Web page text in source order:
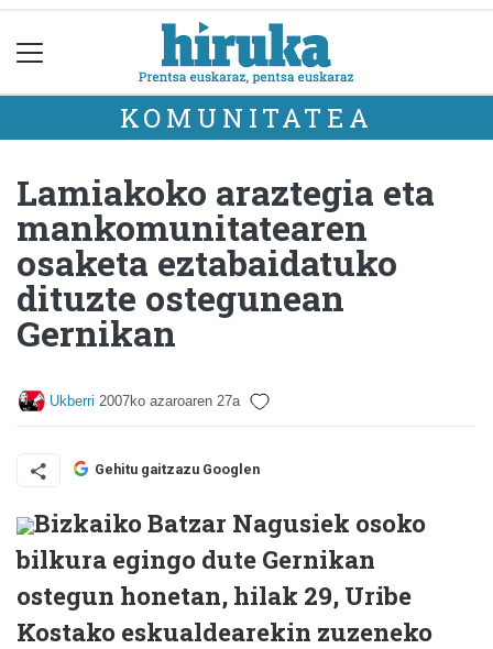
KOMUNITATEA
Lamiakoko araztegia eta
mankomunitatearen
osaketa eztabaidatuko
dituzte ostegunean
Gernikan
Ukberri 2007ko azaroaren 27a
Gehitu gaitzazu Googlen
Bizkaiko Batzar Nagusiek osoko
bilkura egingo dute Gernikan
ostegun honetan, hilak 29, Uribe
Kostako eskualdearekin zuzeneko